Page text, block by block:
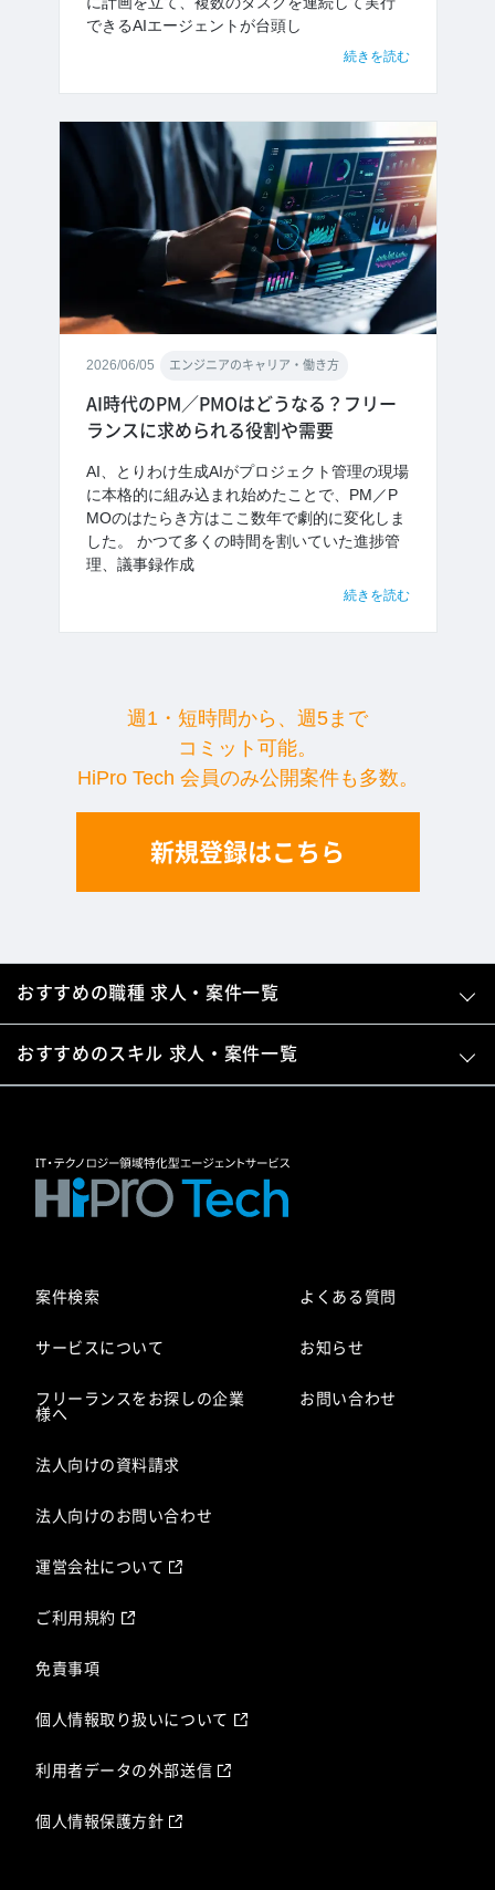
できるAIエージェントが台頭し
続きを読む
2026/06/05 エンジニアのキャリア・働き方
AI時代のPM／PMOはどうなる？フリー
ランスに求められる役割や需要
AI、とりわけ生成AIがプロジェクト管理の現場
に本格的に組み込まれ始めたことで、PM／P
MOのはたらき方はここ数年で劇的に変化しま
した。 かつて多くの時間を割いていた進捗管
理、議事録作成
続きを読む
週1・短時間から、週5まで
コミット可能。
HiPro Tech 会員のみ公開案件も多数。
新規登録はこちら
おすすめの職種 求人・案件一覧
おすすめのスキル 求人・案件一覧
案件検索
サービスについて
フリーランスをお探しの企業
様へ
法人向けの資料請求
法人向けのお問い合わせ
よくある質問
お知らせ
お問い合わせ
運営会社について
ご利用規約
免責事項
個人情報取り扱いについて
利用者データの外部送信
個人情報保護方針